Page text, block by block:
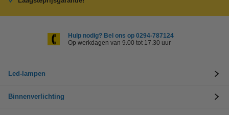
Hulp nodig? Bel ons op 0294-787124
Op werkdagen van 9.00 tot 17.30 uur
Led-lampen
Binnenverlichting